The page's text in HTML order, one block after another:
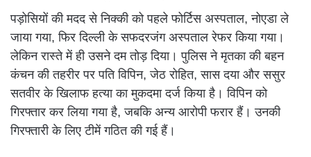
पड़ोसियों की मदद से निक्की को पहले फोर्टिस अस्पताल, नोएडा ले
जाया गया, फिर दिल्ली के सफदरजंग अस्पताल रेफर किया गया।
लेकिन रास्ते में ही उसने दम तोड़ दिया। पुलिस ने मृतका की बहन
कंचन की तहरीर पर पति विपिन, जेठ रोहित, सास दया और ससुर
सतवीर के खिलाफ हत्या का मुकदमा दर्ज किया है। विपिन को
गिरफ्तार कर लिया गया है, जबकि अन्य आरोपी फरार हैं। उनकी
गिरफ्तारी के लिए टीमें गठित की गई हैं।